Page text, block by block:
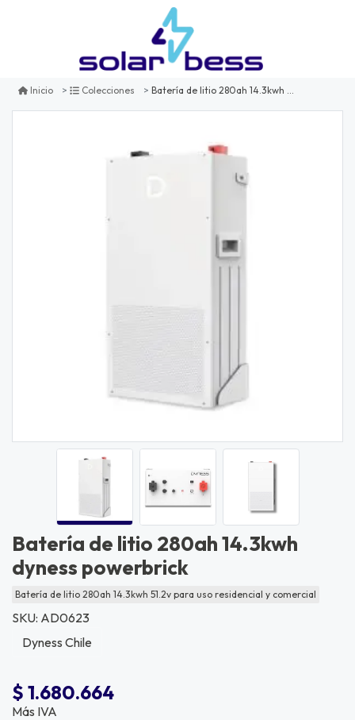
Inicio Colecciones Batería de litio 280ah 14.3kwh dyness powerbrick
Batería de litio 280ah 14.3kwh
dyness powerbrick
Batería de litio 280ah 14.3kwh 51.2v para uso residencial y comercial
SKU: AD0623
Dyness Chile
$ 1.680.664
Más IVA